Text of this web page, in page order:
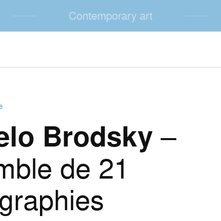
Contemporary art
Brodsky –
de 21